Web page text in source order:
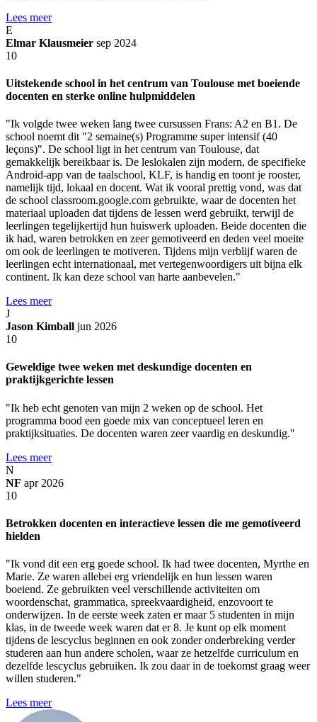
Lees meer
E
Elmar Klausmeier sep 2024
10
Uitstekende school in het centrum van Toulouse met boeiende
docenten en sterke online hulpmiddelen
"Ik volgde twee weken lang twee cursussen Frans: A2 en B1. De
school noemt dit "2 semaine(s) Programme super intensif (40
leçons)". De school ligt in het centrum van Toulouse, dat
gemakkelijk bereikbaar is. De leslokalen zijn modern, de specifieke
Android-app van de taalschool, KLF, is handig en toont je rooster,
namelijk tijd, lokaal en docent. Wat ik vooral prettig vond, was dat
de school classroom.google.com gebruikte, waar de docenten het
materiaal uploaden dat tijdens de lessen werd gebruikt, terwijl de
leerlingen tegelijkertijd hun huiswerk uploaden. Beide docenten die
ik had, waren betrokken en zeer gemotiveerd en deden veel moeite
om ook de leerlingen te motiveren. Tijdens mijn verblijf waren de
leerlingen echt internationaal, met vertegenwoordigers uit bijna elk
continent. Ik kan deze school van harte aanbevelen."
Lees meer
J
Jason Kimball jun 2026
10
Geweldige twee weken met deskundige docenten en
praktijkgerichte lessen
"Ik heb echt genoten van mijn 2 weken op de school. Het
programma bood een goede mix van conceptueel leren en
praktijksituaties. De docenten waren zeer vaardig en deskundig."
Lees meer
N
NF apr 2026
10
Betrokken docenten en interactieve lessen die me gemotiveerd
hielden
"Ik vond dit een erg goede school. Ik had twee docenten, Myrthe en
Marie. Ze waren allebei erg vriendelijk en hun lessen waren
boeiend. Ze gebruikten veel verschillende activiteiten om
woordenschat, grammatica, spreekvaardigheid, enzovoort te
onderwijzen. In de eerste week zaten er maar 5 studenten in mijn
klas, in de tweede week waren dat er 8. Je kunt op elk moment
tijdens de lescyclus beginnen en ook zonder onderbreking verder
studeren aan hun andere scholen, waar ze hetzelfde curriculum en
dezelfde lescyclus gebruiken. Ik zou daar in de toekomst graag weer
willen studeren."
Lees meer